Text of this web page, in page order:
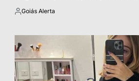
Postado
Goiás Alerta